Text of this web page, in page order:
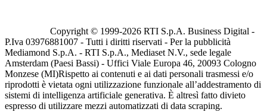
Copyright © 1999-2026 RTI S.p.A. Business Digital -
P.Iva 03976881007 - Tutti i diritti riservati - Per la pubblicità
Mediamond S.p.A. - RTI S.p.A., Mediaset N.V., sede legale
Amsterdam (Paesi Bassi) - Uffici Viale Europa 46, 20093 Cologno
Monzese (MI)Rispetto ai contenuti e ai dati personali trasmessi e/o
riprodotti è vietata ogni utilizzazione funzionale all’addestramento di
sistemi di intelligenza artificiale generativa. È altresì fatto divieto
espresso di utilizzare mezzi automatizzati di data scraping.